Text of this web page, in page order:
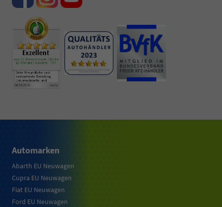
Automarken
Abarth EU Neuwagen
Cupra EU Neuwagen
Fiat EU Neuwagen
Ford EU Neuwagen